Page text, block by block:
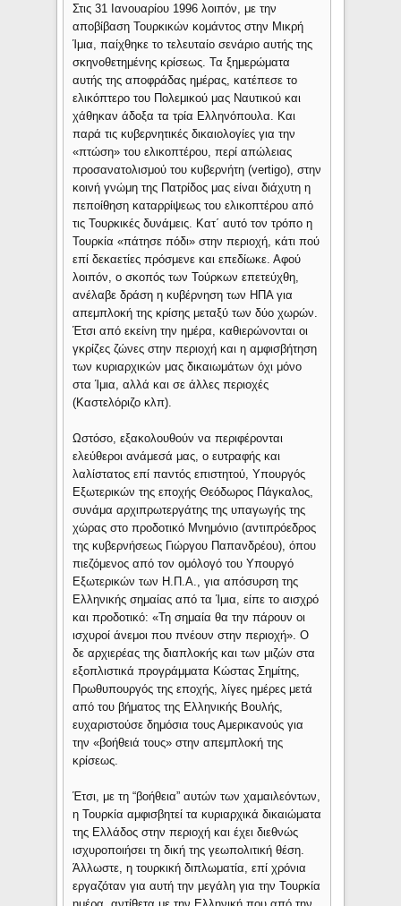
Στις 31 Ιανουαρίου 1996 λοιπόν, με την
αποβίβαση Τουρκικών κομάντος στην Μικρή
Ίμια, παίχθηκε το τελευταίο σενάριο αυτής της
σκηνοθετημένης κρίσεως. Τα ξημερώματα
αυτής της αποφράδας ημέρας, κατέπεσε το
ελικόπτερο του Πολεμικού μας Ναυτικού και
χάθηκαν άδοξα τα τρία Ελληνόπουλα. Και
παρά τις κυβερνητικές δικαιολογίες για την
«πτώση» του ελικοπτέρου, περί απώλειας
προσανατολισμού του κυβερνήτη (vertigo), στην
κοινή γνώμη της Πατρίδος μας είναι διάχυτη η
πεποίθηση καταρρίψεως του ελικοπτέρου από
τις Τουρκικές δυνάμεις. Κατ΄ αυτό τον τρόπο η
Τουρκία «πάτησε πόδι» στην περιοχή, κάτι πού
επί δεκαετίες πρόσμενε και επεδίωκε. Αφού
λοιπόν, ο σκοπός των Τούρκων επετεύχθη,
ανέλαβε δράση η κυβέρνηση των ΗΠΑ για
απεμπλοκή της κρίσης μεταξύ των δύο χωρών.
Έτσι από εκείνη την ημέρα, καθιερώνονται οι
γκρίζες ζώνες στην περιοχή και η αμφισβήτηση
των κυριαρχικών μας δικαιωμάτων όχι μόνο
στα Ίμια, αλλά και σε άλλες περιοχές
(Καστελόριζο κλπ).
Ωστόσο, εξακολουθούν να περιφέρονται
ελεύθεροι ανάμεσά μας, ο ευτραφής και
λαλίστατος επί παντός επιστητού, Υπουργός
Εξωτερικών της εποχής Θεόδωρος Πάγκαλος,
συνάμα αρχιπρωτεργάτης της υπαγωγής της
χώρας στο προδοτικό Μνημόνιο (αντιπρόεδρος
της κυβερνήσεως Γιώργου Παπανδρέου), όπου
πιεζόμενος από τον ομόλογό του Υπουργό
Εξωτερικών των Η.Π.Α., για απόσυρση της
Ελληνικής σημαίας από τα Ίμια, είπε το αισχρό
και προδοτικό: «Τη σημαία θα την πάρουν οι
ισχυροί άνεμοι που πνέουν στην περιοχή». Ο
δε αρχιερέας της διαπλοκής και των μιζών στα
εξοπλιστικά προγράμματα Κώστας Σημίτης,
Πρωθυπουργός της εποχής, λίγες ημέρες μετά
από του βήματος της Ελληνικής Βουλής,
ευχαριστούσε δημόσια τους Αμερικανούς για
την «βοήθειά τους» στην απεμπλοκή της
κρίσεως.
Έτσι, με τη “βοήθεια” αυτών των χαμαιλεόντων,
η Τουρκία αμφισβητεί τα κυριαρχικά δικαιώματα
της Ελλάδος στην περιοχή και έχει διεθνώς
ισχυροποιήσει τη δική της γεωπολιτική θέση.
Άλλωστε, η τουρκική διπλωματία, επί χρόνια
εργαζόταν για αυτή την μεγάλη για την Τουρκία